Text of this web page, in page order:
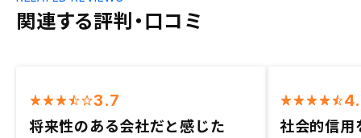
関連する評判・口コミ
3.7
将来性のある会社だと感じた
社会的信用